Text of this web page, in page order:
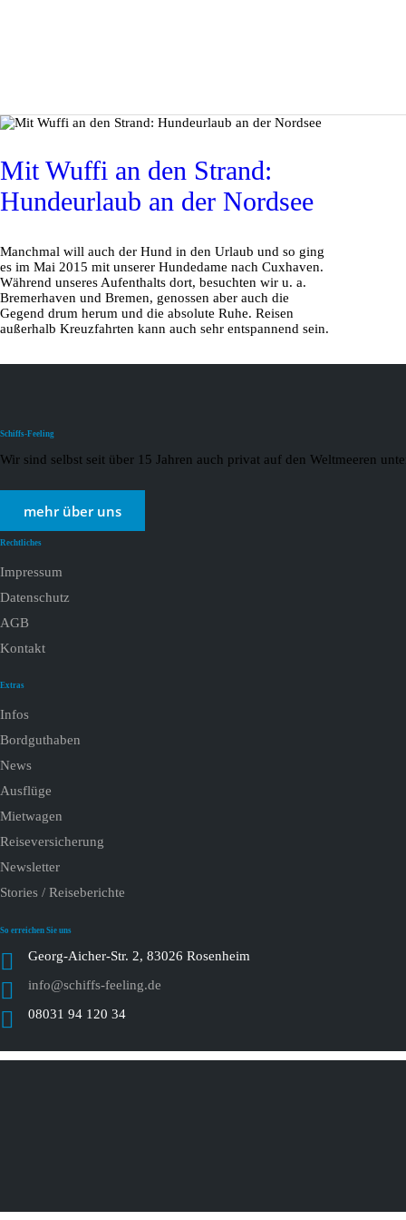
Mit Wuffi an den Strand:
Hundeurlaub an der Nordsee
Manchmal will auch der Hund in den Urlaub und so ging
es im Mai 2015 mit unserer Hundedame nach Cuxhaven.
Während unseres Aufenthalts dort, besuchten wir u. a.
Bremerhaven und Bremen, genossen aber auch die
Gegend drum herum und die absolute Ruhe. Reisen
außerhalb Kreuzfahrten kann auch sehr entspannend sein.
Schiffs-Feeling
Wir sind selbst seit über 15 Jahren auch privat auf den Weltmeeren
mehr über uns
Rechtliches
Impressum
Datenschutz
AGB
Kontakt
Extras
Infos
Bordguthaben
News
Ausflüge
Mietwagen
Reiseversicherung
Newsletter
Stories / Reiseberichte
So erreichen Sie uns
Georg-Aicher-Str. 2, 83026 Rosenheim
info@schiffs-feeling.de
08031 94 120 34